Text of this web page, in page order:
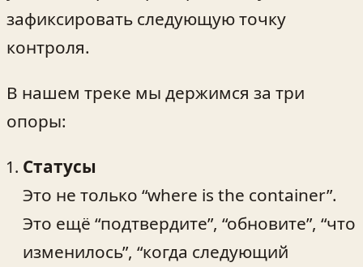
зафиксировать следующую точку
контроля.
В нашем треке мы держимся за три
опоры:
Статусы
Это не только “where is the container”.
Это ещё “подтвердите”, “обновите”, “что
изменилось”, “когда следующий